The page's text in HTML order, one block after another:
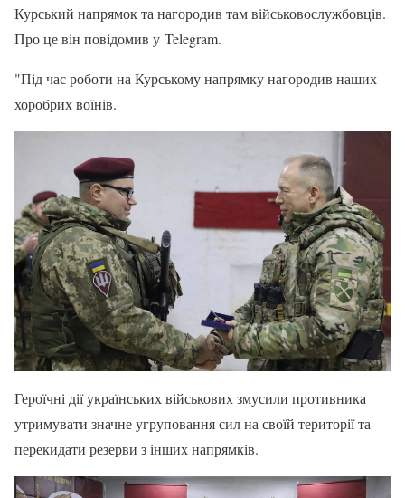
Курський напрямок та нагородив там військовослужбовців.
Про це він повідомив у Telegram.
"Під час роботи на Курському напрямку нагородив наших
хоробрих воїнів.
Героїчні дії українських військових змусили противника
утримувати значне угруповання сил на своїй території та
перекидати резерви з інших напрямків.